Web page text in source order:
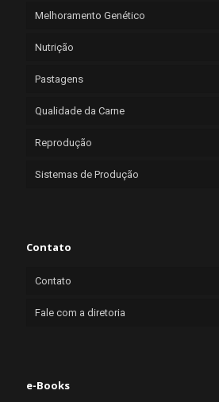
Melhoramento Genético
Nutrição
Pastagens
Qualidade da Carne
Reprodução
Sistemas de Produção
Contato
Contato
Fale com a diretoria
e-Books